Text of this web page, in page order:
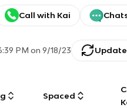
Call with Kai
PM on 9/18/23 Update
Spaced